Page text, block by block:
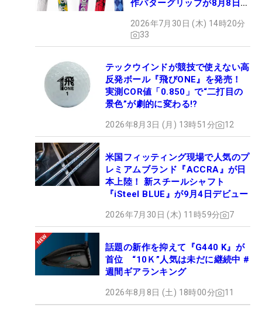
作パターグリップが8月8日デ
2026年7月30日 (木) 14時20分
33
テックウインドが競技で使えない高
反発ボール『飛びONE』を発売！
実測COR値「0.850」で“二打目の
景色”が劇的に変わる!?
2026年8月3日 (月) 13時51分 12
米国フィッティング現場で人気のプ
レミアムブランド『ACCRA』が日
本上陸！ 新スチールシャフト
『iSteel BLUE』が9月4日デビュー
2026年7月30日 (木) 11時59分 7
話題の新作を抑えて『G440 K』が
首位 “10Ｋ”人気は未だに継続中 #
週間ギアランキング
2026年8月8日 (土) 18時00分 11